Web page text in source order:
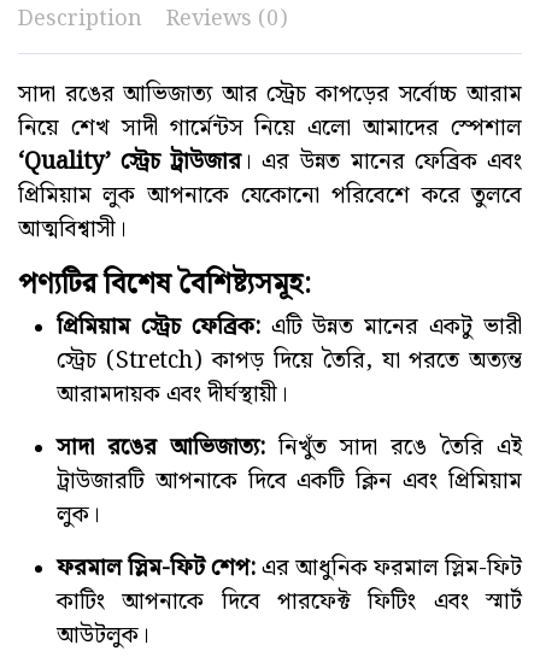
Description Reviews (0)
সাদা রঙের আভিজাত্য আর স্ট্রেচ কাপড়ের সর্বোচ্চ আরাম
নিয়ে শেখ সাদী গার্মেন্টস নিয়ে এলো আমাদের স্পেশাল
‘Quality’ স্ট্রেচ ট্রাউজার। এর উন্নত মানের ফেব্রিক এবং
প্রিমিয়াম লুক আপনাকে যেকোনো পরিবেশে করে তুলবে
আত্মবিশ্বাসী।
পণ্যটির বিশেষ বৈশিষ্ট্যসমূহ:
প্রিমিয়াম স্ট্রেচ ফেব্রিক:এটি উন্নত মানের একটু ভারী
স্ট্রেচ (Stretch) কাপড় দিয়ে তৈরি, যা পরতে অত্যন্ত
আরামদায়ক এবং দীর্ঘস্থায়ী।
সাদা রঙের আভিজাত্য:নিখুঁত সাদা রঙে তৈরি এই
ট্রাউজারটি আপনাকে দিবে একটি ক্লিন এবং প্রিমিয়াম
লুক।
ফরমাল স্লিম-ফিট শেপ:এর আধুনিক ফরমাল স্লিম-ফিট
কাটিং আপনাকে দিবে পারফেক্ট ফিটিং এবং স্মার্ট
আউটলুক।